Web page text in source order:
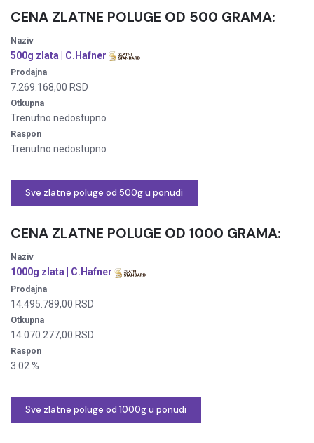
CENA ZLATNE POLUGE OD 500 GRAMA:
Naziv
500g zlata | C.Hafner
Prodajna
7.269.168,00 RSD
Otkupna
Trenutno nedostupno
Raspon
Trenutno nedostupno
Sve zlatne poluge od 500g u ponudi
CENA ZLATNE POLUGE OD 1000 GRAMA:
Naziv
1000g zlata | C.Hafner
Prodajna
14.495.789,00 RSD
Otkupna
14.070.277,00 RSD
Raspon
3.02 %
Sve zlatne poluge od 1000g u ponudi